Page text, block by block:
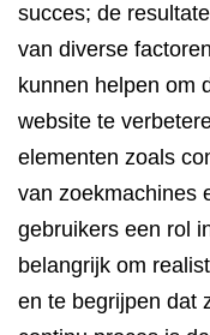
succes; de
van diverse
kunnen helpen om
website te
elementen zoals
van zoekmachines
gebruikers een rol
belangrijk om
en te begrijpen dat